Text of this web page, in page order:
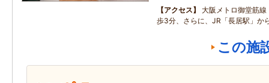
アクセス
大阪メトロ御堂筋
歩3分、さらに、JR「長居駅」か
この施